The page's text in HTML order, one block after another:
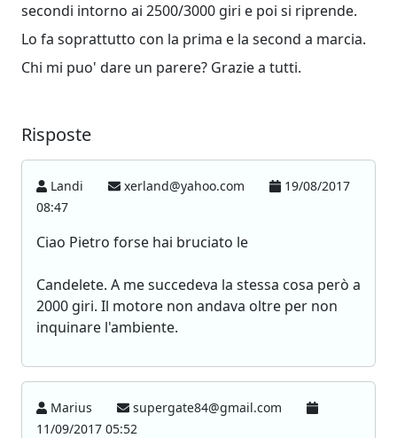
secondi intorno ai 2500/3000 giri e poi si riprende.
Lo fa soprattutto con la prima e la second a marcia.
Chi mi puo' dare un parere? Grazie a tutti.
Risposte
Landi xerland@yahoo.com
19/08/2017
08:47
Ciao Pietro forse hai bruciato le
Candelete. A me succedeva la stessa cosa però a
2000 giri. Il motore non andava oltre per non
inquinare l'ambiente.
Marius
supergate84@gmail.com
11/09/2017 05:52